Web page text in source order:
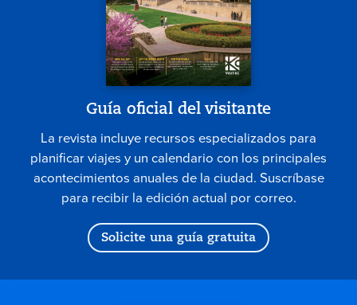
Guía oficial del visitante
La revista incluye recursos especializados para
planificar viajes y un calendario con los principales
acontecimientos anuales de la ciudad. Suscríbase
para recibir la edición actual por correo.
Solicite una guía gratuita